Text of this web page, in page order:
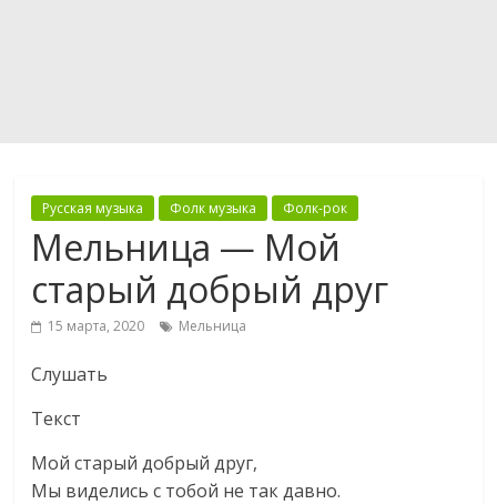
Русская музыка Фолк музыка Фолк-рок
Мельница — Мой
старый добрый друг
15 марта, 2020 Мельница
Слушать
Текст
Мой старый добрый друг,
Мы виделись с тобой не так давно.